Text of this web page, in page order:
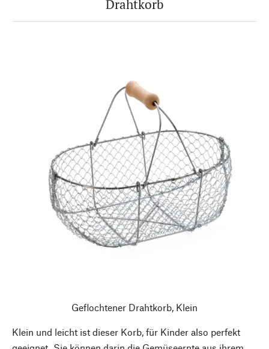
Drahtkorb
Geflochtener Drahtkorb, Klein
Klein und leicht ist dieser Korb, für Kinder also perfekt